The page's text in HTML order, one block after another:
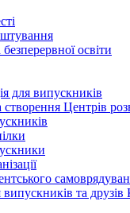
освіти
для випускників
Центрів
випускників та